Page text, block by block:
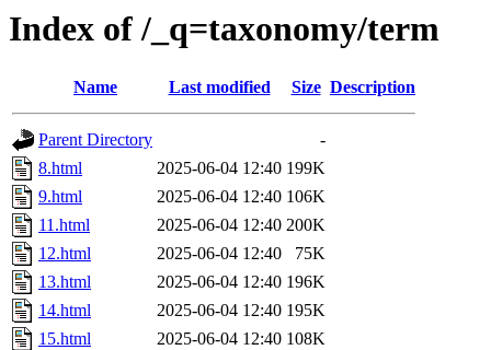
Index of /_q=taxonomy/term
Name Last modified Size Description
Parent Directory
-
8.html
2025-06-04 12:40 199K
9.html
2025-06-04 12:40 106K
11.html
2025-06-04 12:40 200K
12.html
2025-06-04 12:40
75K
13.html
2025-06-04 12:40 196K
14.html
2025-06-04 12:40 195K
15.html
2025-06-04 12:40 108K